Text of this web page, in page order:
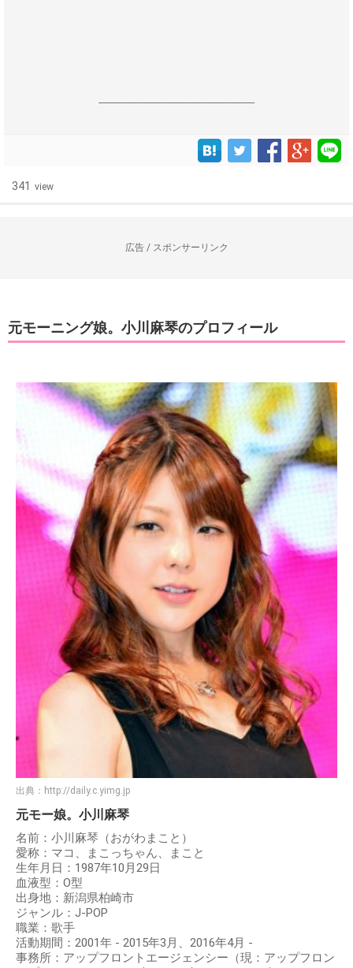
------------------------------------------------------------------
341 view
広告 / スポンサーリンク
元モーニング娘。小川麻琴のプロフィール
出典： http://daily.c.yimg.jp
元モー娘。小川麻琴
名前：小川麻琴（おがわまこと）
愛称：マコ、まこっちゃん、まこと
生年月日：1987年10月29日
血液型：O型
出身地：新潟県柏崎市
ジャンル：J-POP
職業：歌手
活動期間：2001年 - 2015年3月、2016年4月 -
事務所：アップフロントエージェンシー（現：アップフロン